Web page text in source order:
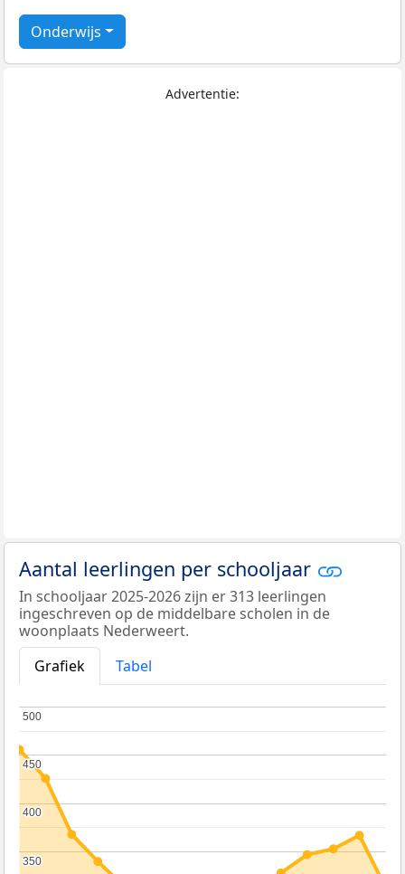
Onderwijs
Advertentie:
Aantal leerlingen per schooljaar
In schooljaar 2025-2026 zijn er 313 leerlingen
ingeschreven op de middelbare scholen in de
woonplaats Nederweert.
Grafiek
Tabel
350
350
400
400
450
450
500
500